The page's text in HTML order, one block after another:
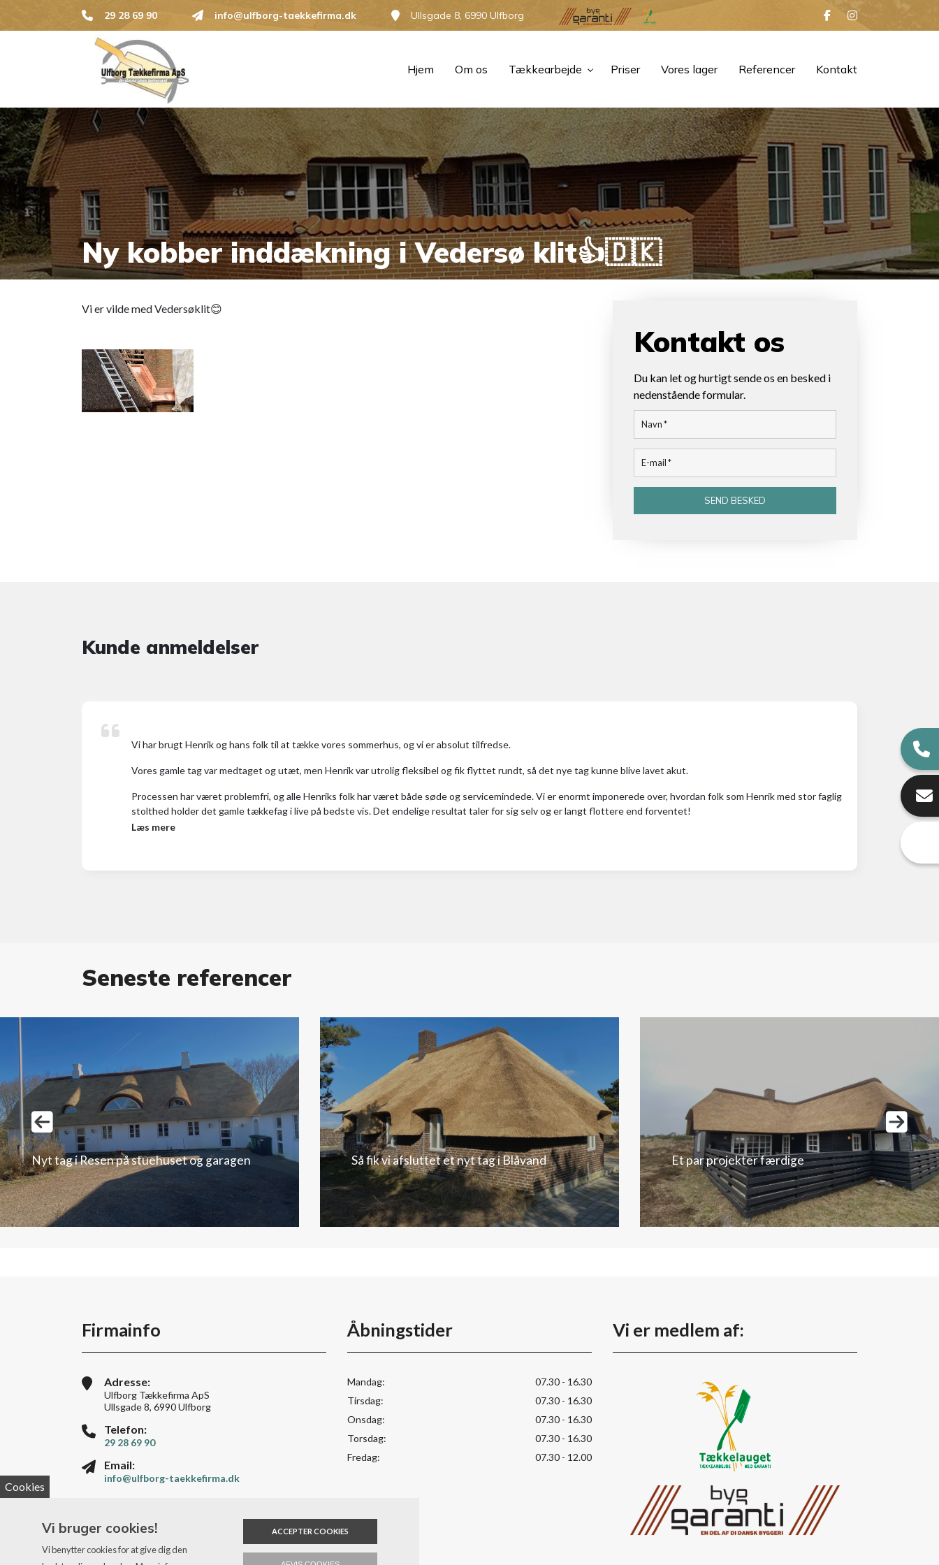
29 28 69 90 info@ulfborg-taekkefirma.dk Ullsgade 8, 6990 Ulfborg
Hjem Om os Tækkearbejde Priser Vores lager Referencer Kontakt
Ny kobber inddækning i Vedersø klit👍🇩🇰
Vi er vilde med Vedersøklit😊
Kontakt os
Du kan let og hurtigt sende os en besked i
nedenstående formular.
Kunde anmeldelser
Vi har brugt Henrik og hans folk til at tække vores sommerhus, og vi er absolut tilfredse.
Vores gamle tag var medtaget og utæt, men Henrik var utrolig fleksibel og fik flyttet rundt, så det nye tag kunne blive lavet akut.
Processen har været problemfri, og alle Henriks folk har været både søde og servicemindede. Vi er enormt imponerede over, hvordan folk som Henrik med stor faglig
stolthed holder det gamle tækkefag i live på bedste vis. Det endelige resultat taler for sig selv og er langt flottere end forventet!
Læs mere
Seneste referencer
Nyt tag i Resen på stuehuset og garagen Så fik vi afsluttet et nyt tag i Blåvand Et par projekter færdige
Firmainfo
Adresse:
Ulfborg Tækkefirma ApS
Ullsgade 8, 6990 Ulfborg
Telefon:
29 28 69 90
Email:
info@ulfborg-taekkefirma.dk
Åbningstider
Mandag:
07.30 - 16.30
Tirsdag:
07.30 - 16.30
Onsdag:
07.30 - 16.30
Torsdag:
07.30 - 16.30
Fredag:
07.30 - 12.00
Vi er medlem af:
Cookies
Vi bruger cookies!
Vi benytter cookies for at give dig den
ACCEPTER COOKIES